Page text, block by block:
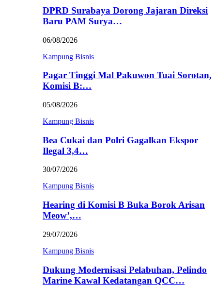
DPRD Surabaya Dorong Jajaran Direksi
Baru PAM Surya…
06/08/2026
Kampung Bisnis
Pagar Tinggi Mal Pakuwon Tuai Sorotan,
Komisi B:…
05/08/2026
Kampung Bisnis
Bea Cukai dan Polri Gagalkan Ekspor
Ilegal 3,4…
30/07/2026
Kampung Bisnis
Hearing di Komisi B Buka Borok Arisan
Meow’,…
29/07/2026
Kampung Bisnis
Dukung Modernisasi Pelabuhan, Pelindo
Marine Kawal Kedatangan QCC…